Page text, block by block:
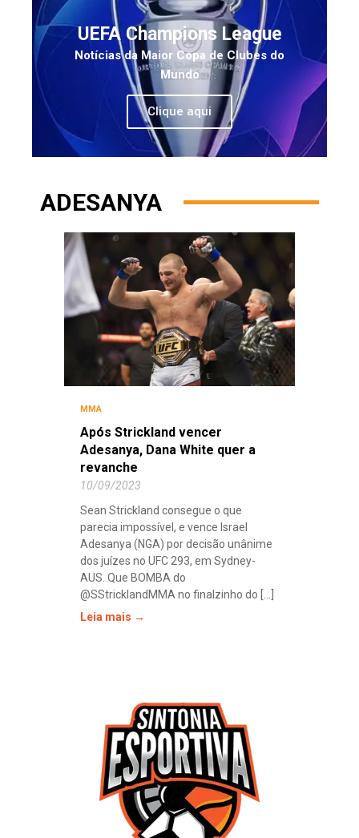
UEFA Champions League
Notícias da Maior Copa de Clubes do
Mundo
Clique aqui
ADESANYA
MMA
Após Strickland vencer
Adesanya, Dana White quer a
revanche
10/09/2023
Sean Strickland consegue o que
parecia impossível, e vence Israel
Adesanya (NGA) por decisão unânime
dos juízes no UFC 293, em Sydney-
AUS. Que BOMBA do
@SStricklandMMA no finalzinho do [...]
Leia mais →